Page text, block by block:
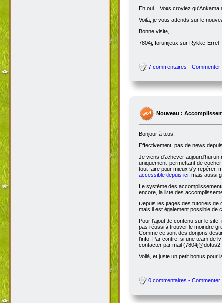
Eh oui... Vous croyiez
Voilà, je vous attends sur le
Bonne visite,
7804j, forumjeux sur Rykke-Errel
7 commentaires - Commenter
Nouveau :
Bonjour à tous,
Effectivement, pas de news
Je viens d'achever aujourd'hui
uniquement, permettant de
tout faire pour mieux s'y repérer,
accessible depuis ici, mais aussi
Le système des
encore, la liste des
Depuis les pages des tutoriels de
mais il est également possible de
Pour l'ajout de contenu sur le
pas réussi à trouver le moindre
Comme ce sont des donjons
l'info. Par contre, si une team de
contacter par mail
Voilà, et juste un petit bonus pour
0 commentaires - Commenter